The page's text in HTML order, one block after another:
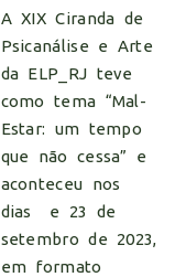
A XIX Ciranda de
Psicanálise e Arte
da ELP_RJ teve
como tema “Mal-
Estar: um tempo
que não cessa” e
aconteceu nos
dias e 23 de
setembro de 2023,
em formato